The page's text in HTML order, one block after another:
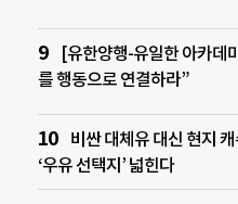
[유한양행-유일한 아카데
를 행동으로 연결하라”
비싼 대체유 대신 현지
‘우유 선택지’ 넓힌다